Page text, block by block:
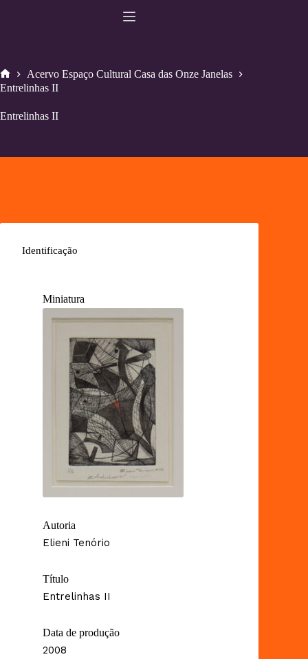
Home
Acervo Espaço Cultural Casa das Onze Janelas
Entrelinhas II
Entrelinhas II
Identificação
Miniatura
Autoria
Elieni Tenório
Título
Entrelinhas II
Data de produção
2008